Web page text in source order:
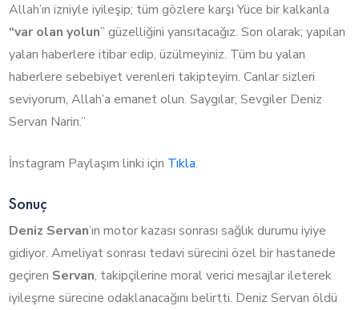
Allah’ın izniyle iyileşip; tüm gözlere karşı Yüce bir kalkanla
“var olan yolun” güzelliğini yansıtacağız. Son olarak; yapılan
yalan haberlere itibar edip, üzülmeyiniz. Tüm bu yalan
haberlere sebebiyet verenleri takipteyim. Canlar sizleri
seviyorum, Allah’a emanet olun. Saygılar, Sevgiler Deniz
Servan Narin.”
İnstagram Paylaşım linki için Tıkla.
Sonuç
Deniz Servan’ın motor kazası sonrası sağlık durumu iyiye
gidiyor. Ameliyat sonrası tedavi sürecini özel bir hastanede
geçiren Servan, takipçilerine moral verici mesajlar ileterek
iyileşme sürecine odaklanacağını belirtti. Deniz Servan öldü